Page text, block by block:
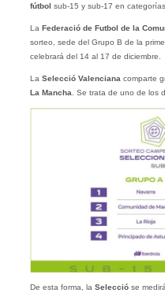
fútbol sub-15 y sub-17 en categorías
La Federació de Futbol de la
sorteo, sede del Grupo B de la
celebrará del 14 al 17 de diciembre.
La Selecció Valenciana comparte
La Mancha . Se trata de uno de los
De esta forma, la Seleccióse